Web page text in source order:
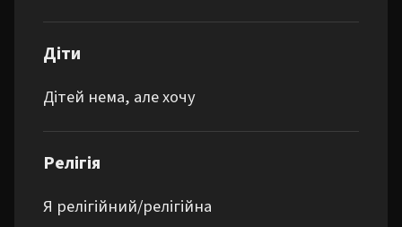
Діти
Дітей нема, але хочу
Релігія
Я релігійний/релігійна